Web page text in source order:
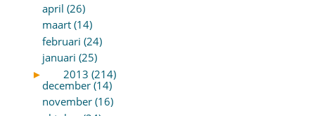
april (26)
maart (14)
februari (24)
januari (25)
►
2013 (214)
december (14)
november (16)